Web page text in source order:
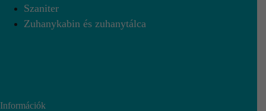
Szaniter
Zuhanykabin és zuhanytálca
Információk